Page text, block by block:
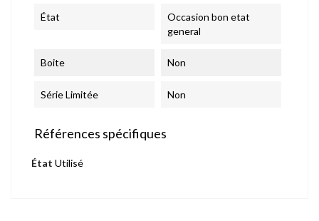
État
Occasion bon etat
general
Boite Non
Série Limitée Non
Références spécifiques
État Utilisé